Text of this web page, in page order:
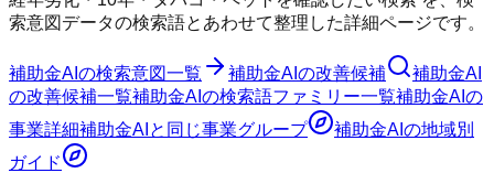
索意図データの検索語とあわせて整理した詳細ページです。
補助金AI の検索意図一覧 補助金AI の改善候補
補助金AI
の改善候補一覧補助金AI の検索語ファミリー一覧補助金AI の
事業詳細補助金AI と同じ事業グループ 補助金AI の地域別
ガイド